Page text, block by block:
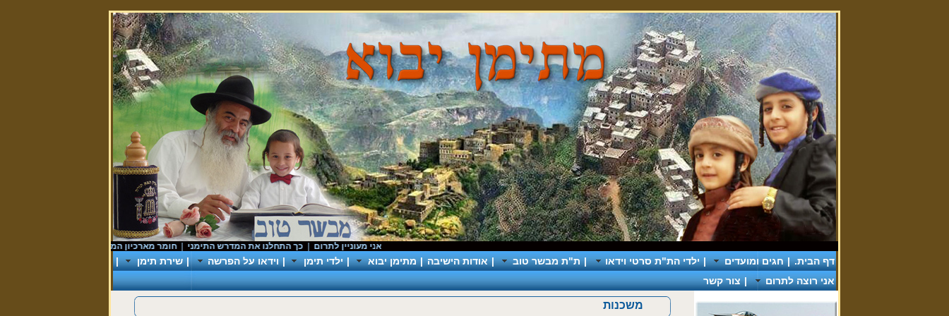
אני מעוניין לתרום|כך התחלנו את המדרש התימני|חומר מארכיון המדינה|
דף הבית. | חגים ומועדים | ילדי הת"ת סרטי וידאו | ת"ת מבשר טוב | אודות הישיבה | מתימן יבוא | ילדי תימן | וידאו על הפרשה | שירת תימן
|
אני רוצה לתרום
| צור קשר
משכנות